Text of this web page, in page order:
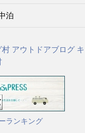
泊
ランキング